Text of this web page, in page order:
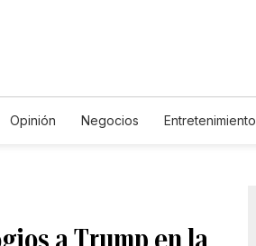
Opinión Negocios Entretenimiento